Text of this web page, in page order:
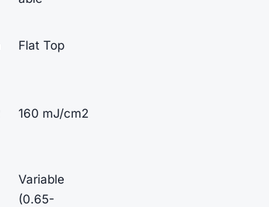
Flat Top
160 mJ/cm2
Variable
(0.65-